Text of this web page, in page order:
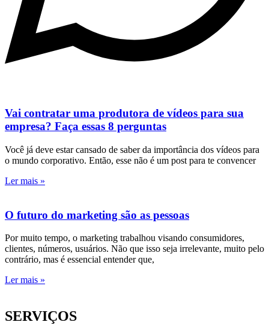
Vai contratar uma produtora de vídeos para sua
empresa? Faça essas 8 perguntas
Você já deve estar cansado de saber da importância dos vídeos para
o mundo corporativo. Então, esse não é um post para te convencer
Ler mais »
O futuro do marketing são as pessoas
Por muito tempo, o marketing trabalhou visando consumidores,
clientes, números, usuários. Não que isso seja irrelevante, muito pelo
contrário, mas é essencial entender que,
Ler mais »
SERVIÇOS